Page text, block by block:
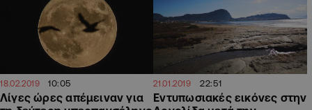
18.02.2019 10:05
Λίγες ώρες απέμειναν για
21.01.2019 22:51
Εντυπωσιακές εικόνες στην